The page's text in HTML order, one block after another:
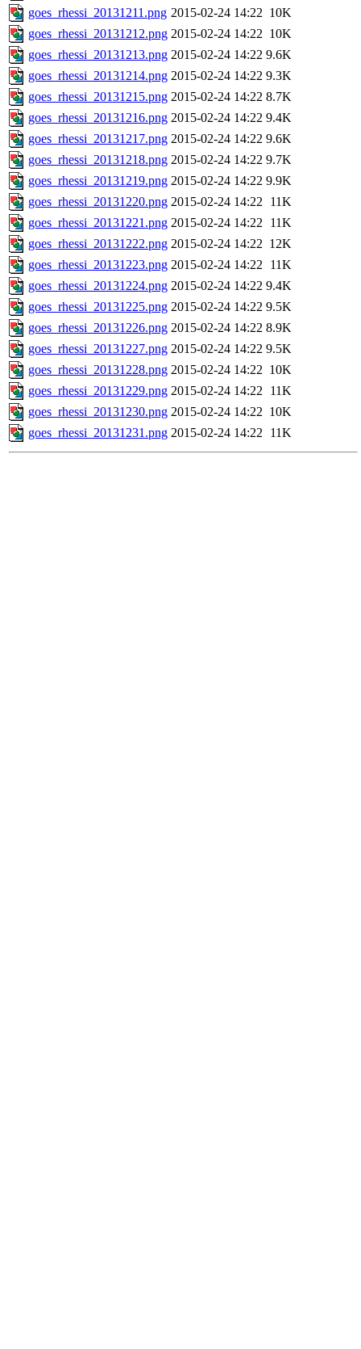
goes_rhessi_20131211.png 2015-02-24 14:22 10K
goes_rhessi_20131212.png 2015-02-24 14:22 10K
goes_rhessi_20131213.png 2015-02-24 14:22 9.6K
goes_rhessi_20131214.png 2015-02-24 14:22 9.3K
goes_rhessi_20131215.png 2015-02-24 14:22 8.7K
goes_rhessi_20131216.png 2015-02-24 14:22 9.4K
goes_rhessi_20131217.png 2015-02-24 14:22 9.6K
goes_rhessi_20131218.png 2015-02-24 14:22 9.7K
goes_rhessi_20131219.png 2015-02-24 14:22 9.9K
goes_rhessi_20131220.png 2015-02-24 14:22 11K
goes_rhessi_20131221.png 2015-02-24 14:22 11K
goes_rhessi_20131222.png 2015-02-24 14:22 12K
goes_rhessi_20131223.png 2015-02-24 14:22 11K
goes_rhessi_20131224.png 2015-02-24 14:22 9.4K
goes_rhessi_20131225.png 2015-02-24 14:22 9.5K
goes_rhessi_20131226.png 2015-02-24 14:22 8.9K
goes_rhessi_20131227.png 2015-02-24 14:22 9.5K
goes_rhessi_20131228.png 2015-02-24 14:22 10K
goes_rhessi_20131229.png 2015-02-24 14:22 11K
goes_rhessi_20131230.png 2015-02-24 14:22 10K
goes_rhessi_20131231.png 2015-02-24 14:22 11K